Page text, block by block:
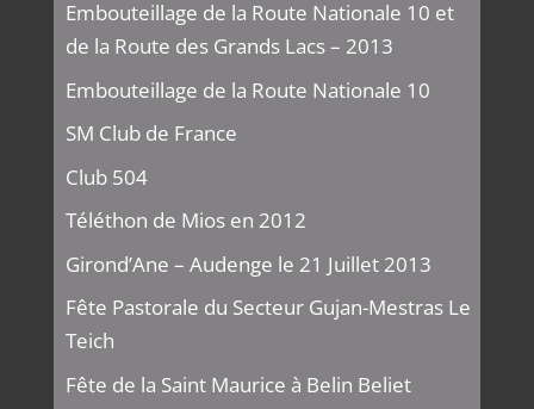
Embouteillage de la Route Nationale 10 et
de la Route des Grands Lacs – 2013
Embouteillage de la Route Nationale 10
SM Club de France
Club 504
Téléthon de Mios en 2012
Girond’Ane – Audenge le 21 Juillet 2013
Fête Pastorale du Secteur Gujan-Mestras Le
Teich
Fête de la Saint Maurice à Belin Beliet